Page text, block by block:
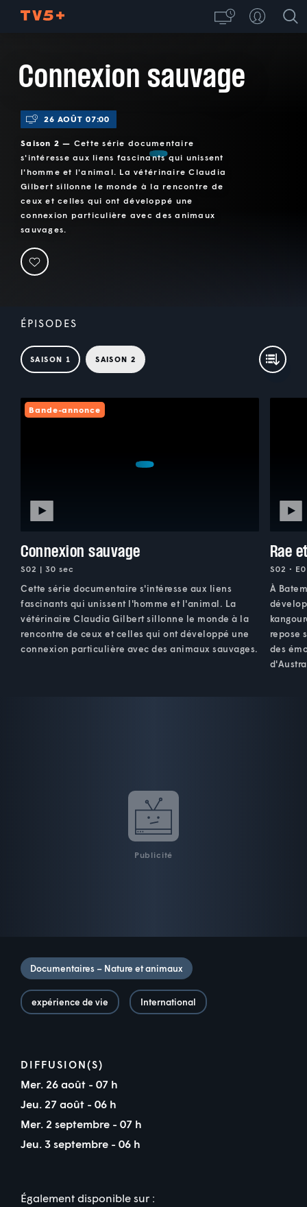
Connexion sauvage
26 AOÛT 07:00
Saison 2 — Cette série documentaire
s'intéresse aux liens fascinants qui unissent
l'homme et l'animal. La vétérinaire Claudia
Gilbert sillonne le monde à la rencontre de
ceux et celles qui ont développé une
connexion particulière avec des animaux
sauvages.
ÉPISODES
SAISON 1 SAISON 2
Bande-annonce
Connexion sauvage
S02 | 30 sec
Cette série documentaire s'intéresse aux liens
fascinants qui unissent l'homme et l'animal. La
vétérinaire Claudia Gilbert sillonne le monde à la
rencontre de ceux et celles qui ont développé une
connexion particulière avec des animaux sauvages.
Rae
S02 •
À
repose
des
Publicité
Documentaires – Nature et animaux
expérience de vie International
DIFFUSION(S)
Mer. 26 août - 07 h
Jeu. 27 août - 06 h
Mer. 2 septembre - 07 h
Jeu. 3 septembre - 06 h
Également disponible sur :